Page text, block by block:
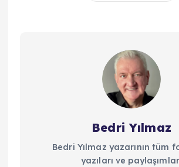
Bedri Yılmaz
Bedri Yılmaz yazarının tüm
yazıları ve